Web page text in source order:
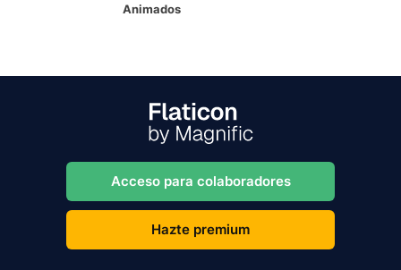
Animados
Acceso para colaboradores
Hazte premium